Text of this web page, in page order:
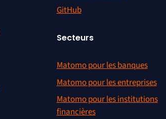
GitHub
Secteurs
Matomo pour les banques
Matomo pour les entreprises
Matomo pour les institutions
financières